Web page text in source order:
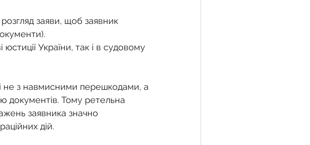
заяви, щоб заявник
України, так і в судовому
не з навмисними перешкодами, а
документів. Тому ретельна
заявника значно
дій.